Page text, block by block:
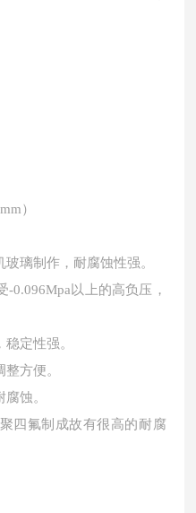
）
璃制作，耐腐蚀性强。
0.096Mpa以上的高负压，
定性强。
方便。
蚀。
四氟制成故有很高的耐腐